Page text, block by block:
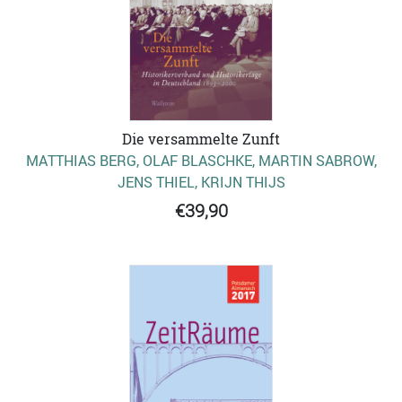
Die versammelte Zunft
MATTHIAS BERG, OLAF BLASCHKE, MARTIN SABROW,
JENS THIEL, KRIJN THIJS
€39,90